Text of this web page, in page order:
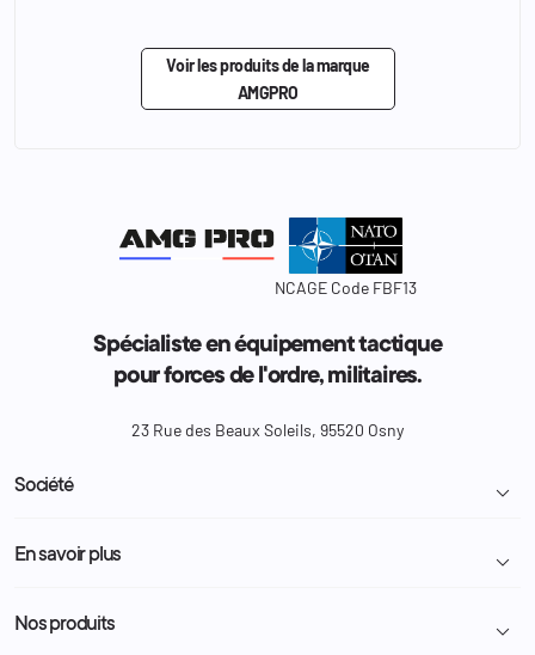
Voir les produits de la marque
AMGPRO
NCAGE Code FBF13
Spécialiste en équipement tactique
pour forces de l'ordre, militaires.
23 Rue des Beaux Soleils, 95520 Osny
Société 
Livraison et retour colis
Demande de devis
En savoir plus 
Programme Fidélité
Nos produits 